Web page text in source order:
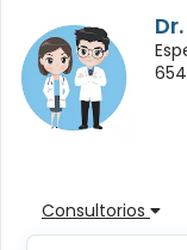
Consultorios